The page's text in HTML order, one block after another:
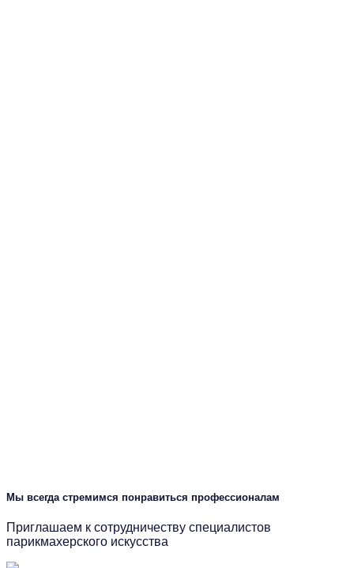
Мы всегда стремимся понравиться профессионалам
Приглашаем к сотрудничеству специалистов
парикмахерского искусства